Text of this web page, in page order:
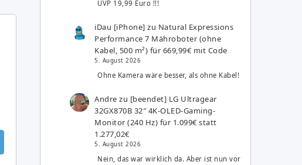
UVP 19,99 Euro !!!
iDau [iPhone] zu Natural Expressions
Performance 7 Mähroboter (ohne
Kabel, 500 m²) für 669,99€ mit Code
5. August 2026
Ohne Kamera wäre besser, als ohne Kabel!
Andre zu [beendet] LG Ultragear
32GX870B 32″ 4K-OLED-Gaming-
Monitor (240 Hz) für 1.099€ statt
1.277,02€
5. August 2026
Nein, das war wirklich da. Aber ist nun vor